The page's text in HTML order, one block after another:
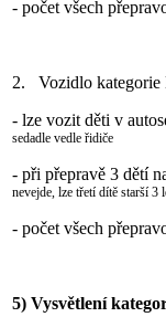
- počet všech
2. Vozidlo kategorie
- lze vozit děti v
sedadle vedle řidiče
- při přepravě 3 dětí
nevejde, lze třetí dítě starší 3
- počet všech
5) Vysvětlení